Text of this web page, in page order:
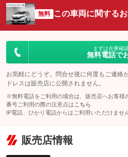
サイドカメラ
：装備なし
エアサスペンション
無料 この車両に関する
まずは在庫確
無料電話で
お気軽にどうぞ。問合せ後に何度もご連絡
ドレスは販売店に公開されません。
※無料電話をご利用の場合は、販売店へお客様
番号ご利用の際の注意点は こちら
IP電話、ひかり電話からはご利用いただけません
販売店情報